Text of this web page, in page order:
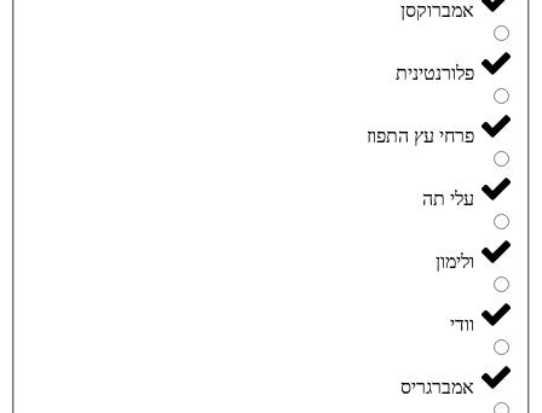
אמברוקסן
פלורנטינית
פרחי עץ התפוז
עלי תה
ולימון
וודי
אמברגריס